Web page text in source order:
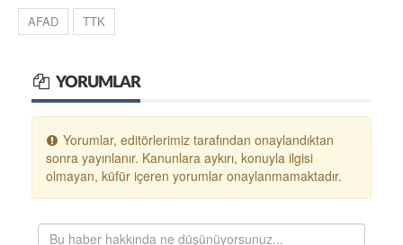
AFAD TTK
YORUMLAR
Yorumlar, editörlerimiz tarafından onaylandıktan
sonra yayınlanır. Kanunlara aykırı, konuyla ilgisi
olmayan, küfür içeren yorumlar onaylanmamaktadır.